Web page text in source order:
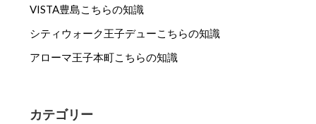
VISTA豊島こちらの知識
シティウォーク王子デューこちらの知識
アローマ王子本町こちらの知識
カテゴリー